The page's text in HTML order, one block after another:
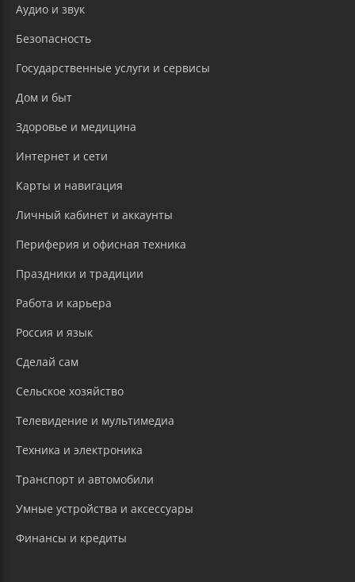
Аудио и звук
Безопасность
Государственные услуги и сервисы
Дом и быт
Здоровье и медицина
Интернет и сети
Карты и навигация
Личный кабинет и аккаунты
Периферия и офисная техника
Праздники и традиции
Работа и карьера
Россия и язык
Сделай сам
Сельское хозяйство
Телевидение и мультимедиа
Техника и электроника
Транспорт и автомобили
Умные устройства и аксессуары
Финансы и кредиты